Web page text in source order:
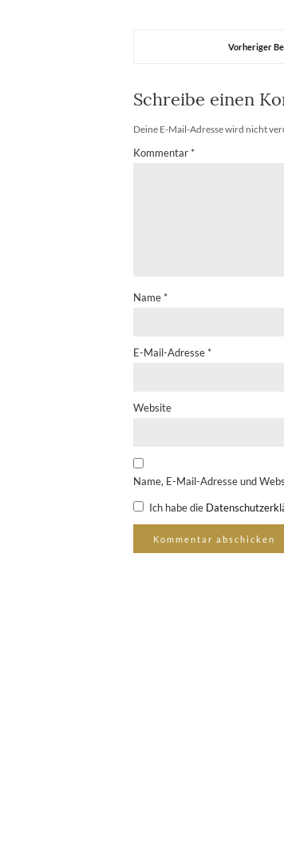
Vorheriger
Schreibe einen
Deine E-Mail-Adresse wird nicht
Kommentar *
Name *
E-Mail-Adresse *
Website
Name, E-Mail-Adresse und
Ich habe die